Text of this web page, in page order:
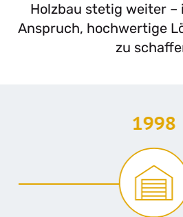
Holzbau stetig weiter –
Anspruch, hochwertige
zu
1998